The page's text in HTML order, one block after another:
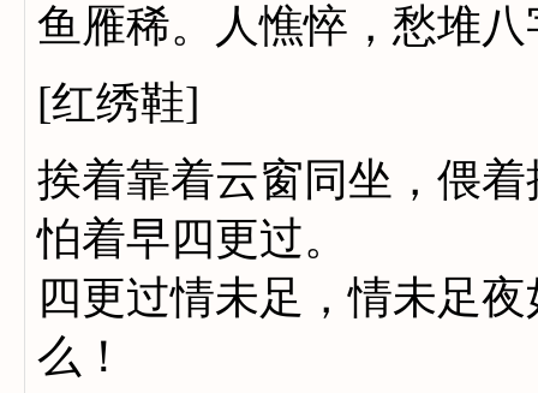
鱼雁稀。人憔悴，愁堆八
[红绣鞋]
挨着靠着云窗同坐，偎
怕着早四更过。
四更过情未足，情未足
么！